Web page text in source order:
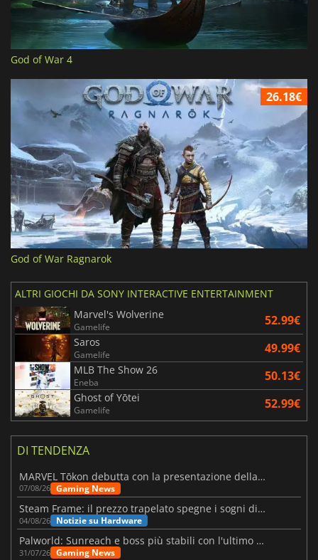
God of War 4
26.18€
God of War Ragnarok
ALTRI GIOCHI DA SONY INTERACTIVE ENTERTAINMENT
Marvel's Wolverine
Gamelife 52.99€
Saros
Gamelife 49.99€
MLB The Show 26
Eneba 50.13€
Ghost of Yōtei
Gamelife 52.99€
DI TENDENZA
MARVEL Tōkon debutta con la presentazione della roadmap per il primo anno
07/08/26 Gaming News
Steam Frame: il prezzo trapelato spegne i sogni di un VR economico
04/08/26 Notizie su Hardware
Palworld: Sunreach e boss più stabili con l'ultimo update
31/07/26 Gaming News